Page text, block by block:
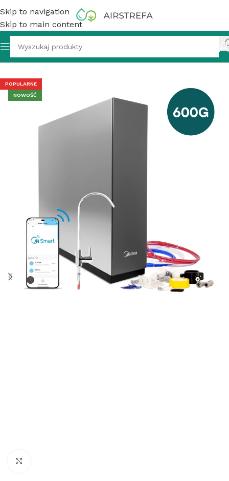
Skip to navigation
Skip to main content
RO5 Filtr odwróconej osmozy bez zbiornika z WiFi
POPULARNE
NOWOŚĆ